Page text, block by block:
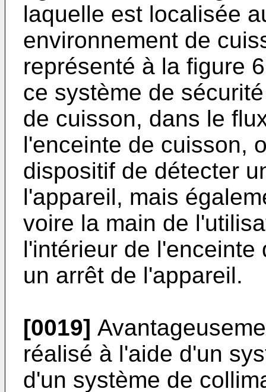
laquelle est localisée
environnement de
représenté à la figure
ce système de
de cuisson, dans le
l'enceinte de cuisson,
dispositif de détecter
l'appareil, mais
voire la main de
l'intérieur de
un arrêt de l'appareil.
[0019]
réalisé à l'aide d'un
d'un système de